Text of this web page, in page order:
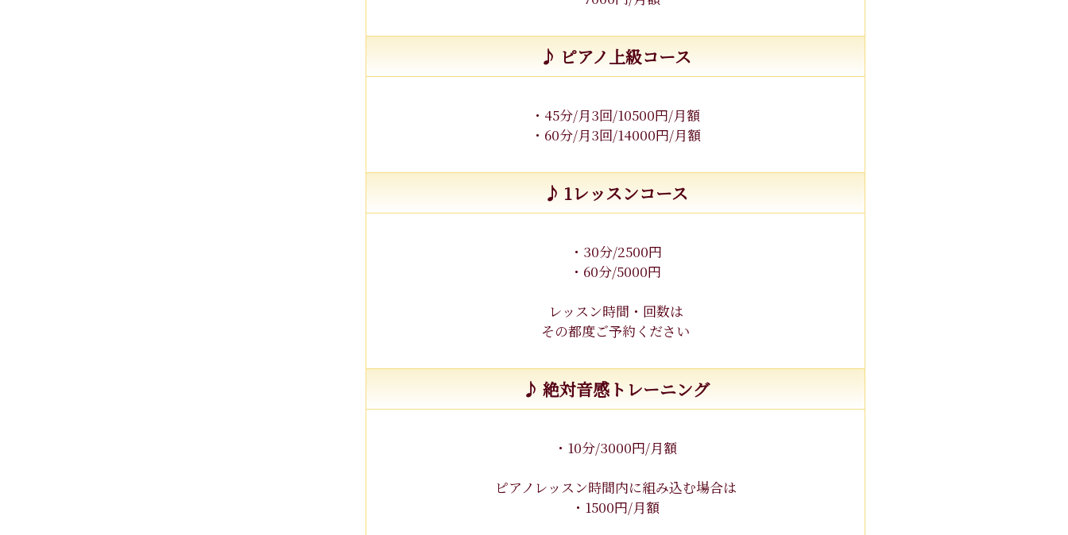
♪ ピアノ上級コース
・45分/月3回/10500円/月額
・60分/月3回/14000円/月額
♪ 1レッスンコース
・30分/2500円
・60分/5000円
レッスン時間・回数は
その都度ご予約ください
♪ 絶対音感トレーニング
・10分/3000円/月額
ピアノレッスン時間内に組み込む場合は
・1500円/月額